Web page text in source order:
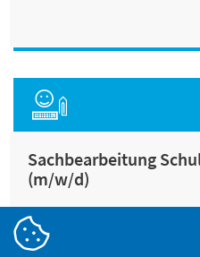
Sachbearbeitung
(m/w/d)
Sachbearbeitung Schule,
Probstei Das Amt Probstei
geprägten Umgebung und